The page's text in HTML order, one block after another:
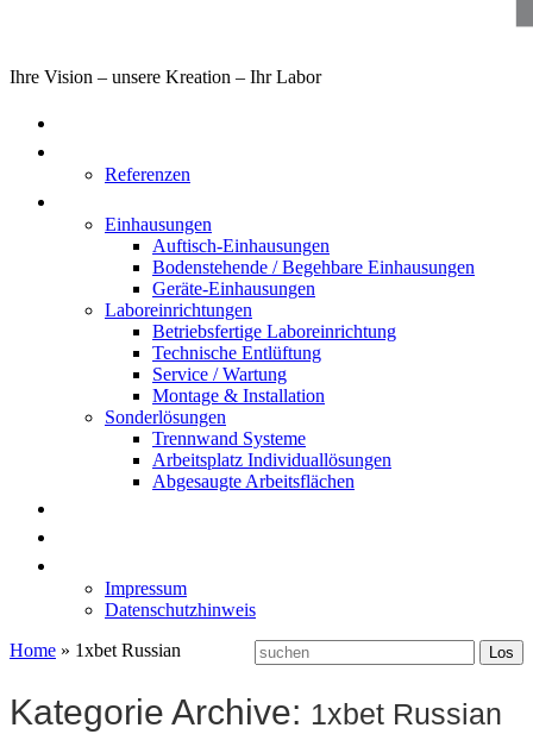
Ihre Vision – unsere Kreation – Ihr Labor
Referenzen
Einhausungen
Auftisch-Einhausungen
Bodenstehende / Begehbare Einhausungen
Geräte-Einhausungen
Laboreinrichtungen
Betriebsfertige Laboreinrichtung
Technische Entlüftung
Service / Wartung
Montage & Installation
Sonderlösungen
Trennwand Systeme
Arbeitsplatz Individuallösungen
Abgesaugte Arbeitsflächen
Impressum
Datenschutzhinweis
Home » 1xbet Russian
Kategorie Archive: 1xbet Russian